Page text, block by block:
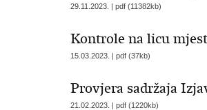
29.11.2023. | pdf (11382kb)
Kontrole na licu
15.03.2023. | pdf (37kb)
Provjera sadržaja
21.02.2023. | pdf (1220kb)